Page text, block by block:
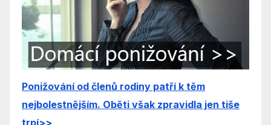
Ponižování od členů rodiny patří k těm
nejbolestnějším. Oběti však zpravidla jen tiše
trpí>>